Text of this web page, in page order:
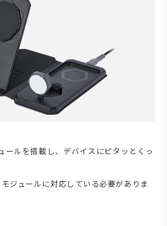
ールを搭載し、デバイスにピタッとくっ
ジュールに対応している必要がありま